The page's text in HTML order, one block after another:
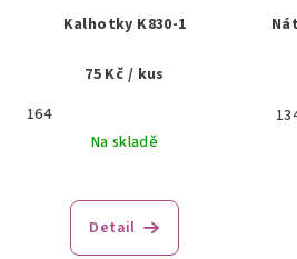
Kalhotky K830-1
75 Kč / kus
164
Na skladě
Detail